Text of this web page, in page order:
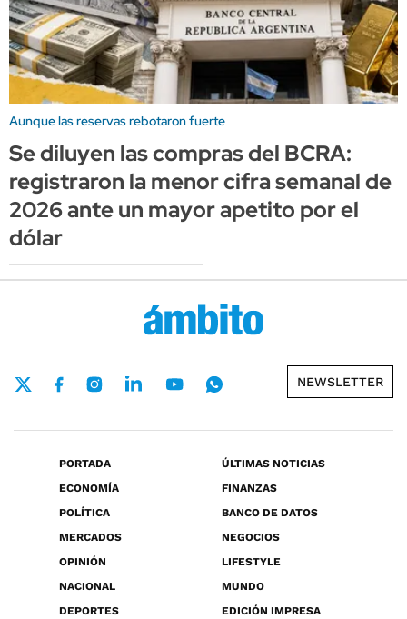
Aunque las reservas rebotaron fuerte
Se diluyen las compras del BCRA:
registraron la menor cifra semanal de
2026 ante un mayor apetito por el
dólar
NEWSLETTER
PORTADA
ÚLTIMAS NOTICIAS
ECONOMÍA
FINANZAS
POLÍTICA
BANCO DE DATOS
MERCADOS
NEGOCIOS
OPINIÓN
LIFESTYLE
NACIONAL
MUNDO
DEPORTES
EDICIÓN IMPRESA